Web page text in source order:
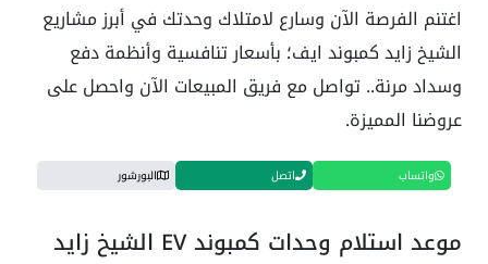
اغتنم الفرصة الآن وسارع لامتلاك وحدتك في أبرز مشاريع
الشيخ زايد كمبوند ايف؛ بأسعار تنافسية وأنظمة دفع
وسداد مرنة.. تواصل مع فريق المبيعات الآن واحصل على
عروضنا المميزة.
واتساب اتصل البورشور
موعد استلام وحدات كمبوند EV الشيخ زايد